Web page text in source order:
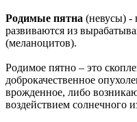
Родимые пятна (невусы) -
развиваются из
(меланоцитов).
Родимое пятно – это
доброкачественное
врожденное, либо
воздействием солнечного